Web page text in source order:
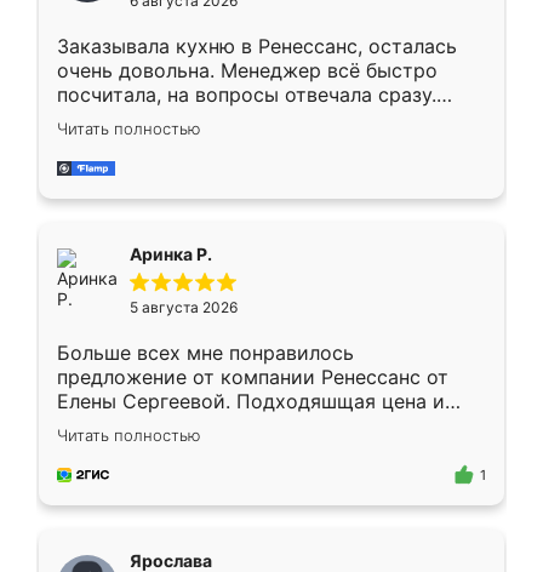
мебели буду заказывать только здесь.
Заказывала кухню в Ренессанс, осталась
очень довольна. Менеджер всё быстро
посчитала, на вопросы отвечала сразу.
Замерщик приехал в субботу, подошёл к
делу со всей ответственностью. Собрали
за день, ребята работали аккуратно, даже
Читать полностью
Аринка Р.
5 августа 2026
Больше всех мне понравилось
предложение от компании Ренессанс от
Елены Сергеевой. Подходяшщая цена и
короткие сроки изготовления. Приехавший
для замера сотрудник Владислав
предложил по моему эскизу самый
Читать полностью
1
Ярослава